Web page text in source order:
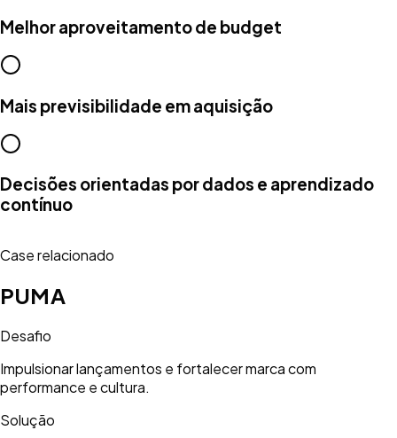
Melhor aproveitamento de budget
Mais previsibilidade em aquisição
Decisões orientadas por dados e aprendizado
contínuo
Case relacionado
PUMA
Desafio
Impulsionar lançamentos e fortalecer marca com
performance e cultura.
Solução